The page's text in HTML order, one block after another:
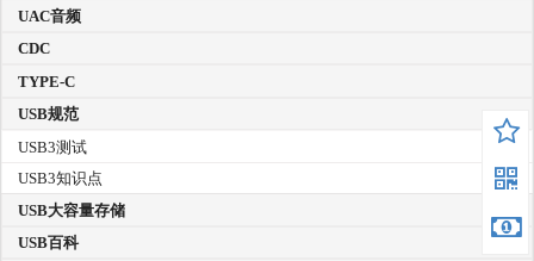
UAC音频
CDC
TYPE-C
USB规范
USB3测试
USB3知识点
USB大容量存储
USB百科